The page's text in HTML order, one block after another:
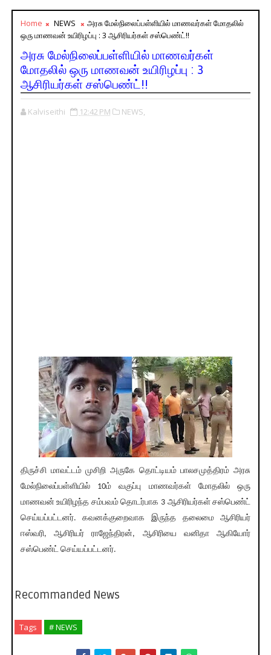
Home NEWS
அரசு மேல்நிலைப்பள்ளியில் மாணவர்கள் மோதலில்
ஒரு மாணவன் உயிரிழப்பு : 3 ஆசிரியர்கள் சஸ்பெண்ட்!!
அரசு மேல்நிலைப்பள்ளியில் மாணவர்கள்
மோதலில் ஒரு மாணவன் உயிரிழப்பு : 3
ஆசிரியர்கள் சஸ்பெண்ட்!!
Kalviseithi 12:42 PM NEWS,
திருச்சி மாவட்டம் முசிறி அருகே தொட்டியம் பாலசமுத்திரம் அரசு
மேல்நிலைப்பள்ளியில் 10ம் வகுப்பு மாணவர்கள் மோதலில் ஒரு
மாணவன் உயிரிழந்த சம்பவம் தொடர்பாக 3 ஆசிரியர்கள் சஸ்பெண்ட்
செய்யப்பட்டனர். கவனக்குறைவாக இருந்த தலைமை ஆசிரியர்
ஈஸ்வரி, ஆசிரியர் ராஜேந்திரன், ஆசிரியை வனிதா ஆகியோர்
சஸ்பெண்ட் செய்யப்பட்டனர்.
Recommanded News
Tags # NEWS